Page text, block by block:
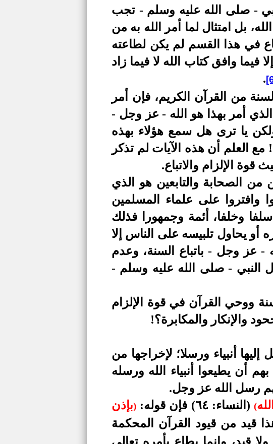
- صلى الله عليه وسلم - تجب
بل امتثال لما أمر الله به من
في هذا القسم لم يكن لطاعته
وافق كتاب الله لا فيما زاد
.
من القرآن الكريم، فإن أمر
الذي أمر بهذا هو الله - عز وجل -
يا ترى هل سمع هؤلاء بهذه
مع العلم أن هذه الآيات لم تذكر
الإلزام والاتباع.
الصحابة والتابعين هو الذي
وافتروا على علماء المسلمين
وخلفا، أئمة وجمهورا فذلك
أو يحاول تلبيسه على الناس إلا
- عز وجل - باتباع السنة، وعدم
النبي - صلى الله عليه وسلم -
ووحي القرآن في قوة الإلزام
والإنكار والمكابرة؟!
أنبياء ورسلا؛ لإخراجها من
أن يطيعوا أنبياء الله ورسله
رسل الله عز وجل.
((النساء: ٦٤) فإن قوله: )بإذن
قيد من قيود القرآن المحكمة
قيد، وإنما يطاع بأمره تعالى